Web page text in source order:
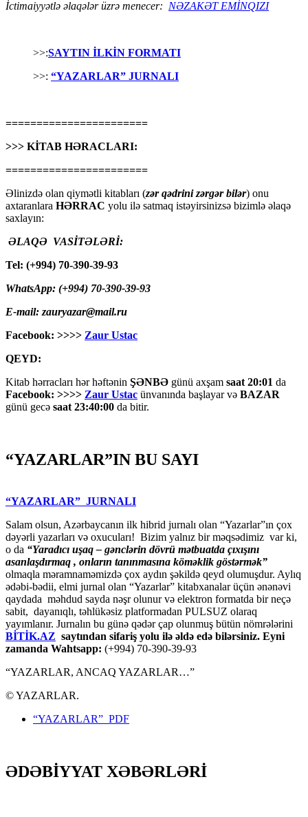
İctimaiyyətlə əlaqələr üzrə menecer: NƏZAKƏT EMİNQIZI
>>:SAYTIN İLKİN FORMATI
>>: “YAZARLAR” JURNALI
=======================
>>> KİTAB HƏRACLARI:
=======================
Əlinizdə olan qiymətli kitabları (zər qədrini zərgər bilər) onu
axtaranlara HƏRRAC yolu ilə satmaq istəyirsinizsə bizimlə əlaqə
saxlayın:
ƏLAQƏ VASİTƏLƏRİ:
Tel: (+994) 70-390-39-93
WhatsApp: (+994) 70-390-39-93
E-mail: zauryazar@mail.ru
Facebook: >>>> Zaur Ustac
QEYD:
Kitab hərracları hər həftənin ŞƏNBƏ günü axşam saat 20:01 da
Facebook: >>>> Zaur Ustac ünvanında başlayar və BAZAR
günü gecə saat 23:40:00 da bitir.
“YAZARLAR”IN BU SAYI
“YAZARLAR” JURNALI
Salam olsun, Azərbaycanın ilk hibrid jurnalı olan “Yazarlar”ın çox
dəyərli yazarları və oxucuları! Bizim yalnız bir məqsədimiz var ki,
o da “Yaradıcı uşaq – gәnclәrin dövrü mәtbuatda çıxışını
asanlaşdırmaq , onların tanınmasına kömәklik göstәrmәk”
olmaqla məramnaməmizdə çox aydın şəkildə qeyd olumuşdur. Aylıq
ədəbi-bədii, elmi jurnal olan “Yazarlar” kitabxanalar üçün ənənəvi
qaydada məhdud sayda nəşr olunur və elektron formatda bir neçə
sabit, dayanıqlı, təhlükəsiz platformadan PULSUZ olaraq
yayımlanır. Jurnalın bu günə qədər çap olunmuş bütün nömrələrini
BİTİK.AZ saytından sifariş yolu ilə əldə edə bilərsiniz. Eyni
zamanda Wahtsapp: (+994) 70-390-39-93
“YAZARLAR, ANCAQ YAZARLAR…”
© YAZARLAR.
“YAZARLAR” PDF
ƏDƏBİYYAT XƏBƏRLƏRİ